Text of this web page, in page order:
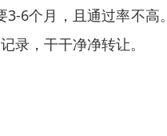
6个月，且通过率不
录，干干净净转让。